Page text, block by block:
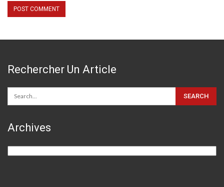
Rechercher Un Article
Archives